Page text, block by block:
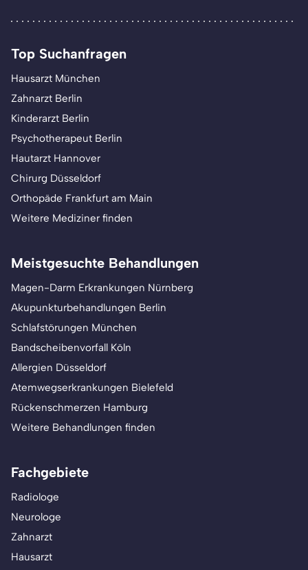
Top Suchanfragen
Hausarzt München
Zahnarzt Berlin
Kinderarzt Berlin
Psychotherapeut Berlin
Hautarzt Hannover
Chirurg Düsseldorf
Orthopäde Frankfurt am Main
Weitere Mediziner finden
Meistgesuchte Behandlungen
Magen-Darm Erkrankungen Nürnberg
Akupunkturbehandlungen Berlin
Schlafstörungen München
Bandscheibenvorfall Köln
Allergien Düsseldorf
Atemwegserkrankungen Bielefeld
Rückenschmerzen Hamburg
Weitere Behandlungen finden
Fachgebiete
Radiologe
Neurologe
Zahnarzt
Hausarzt